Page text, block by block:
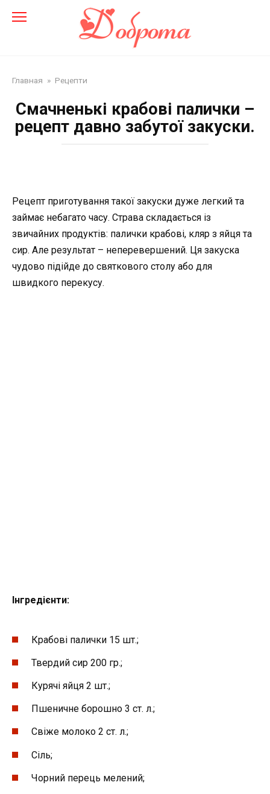
Главная » Рецепти
Смачненькі крабові палички –
рецепт давно забутої закуски.
Рецепт приготування такої закуски дуже легкий та
займає небагато часу. Страва складається із
звичайних продуктів: палички крабові, кляр з яйця та
сир. Але результат – неперевершений. Ця закуска
чудово підійде до святкового столу або для
швидкого перекусу.
Інгредієнти:
Крабові палички 15 шт.;
Твердий сир 200 гр.;
Курячі яйця 2 шт.;
Пшеничне борошно 3 ст. л.;
Свіже молоко 2 ст. л.;
Сіль;
Чорний перець мелений;